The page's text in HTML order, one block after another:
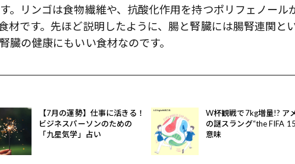
。リンゴは食物繊維や、抗酸化作用を持つポリフェノール
材です。先ほど説明したように、腸と腎臓には腸腎連関と
臓の健康にもいい食材なのです。
【7月の運勢】仕事に活きる！
ビジネスパーソンのための
「九星気学」占い
W杯観戦で7kg増量!? ア
の謎スラング“the FIFA
意味